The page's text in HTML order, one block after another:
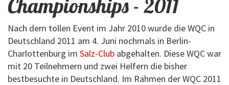
Championships - 2011
Nach dem tollen Event im Jahr 2010 wurde die WQC in
Deutschland 2011 am 4. Juni nochmals in Berlin-
Charlottenburg im Salz-Club abgehalten. Diese WQC war
mit 20 Teilnehmern und zwei Helfern die bisher
bestbesuchte in Deutschland. Im Rahmen der WQC 2011